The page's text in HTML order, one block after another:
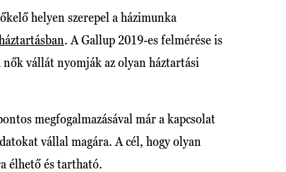
helyen szerepel a házimunka
. A Gallup 2019-es felmérése is
vállát nyomják az olyan háztartási
megfogalmazásával már a kapcsolat
vállal magára. A cél, hogy olyan
élhető és tartható.